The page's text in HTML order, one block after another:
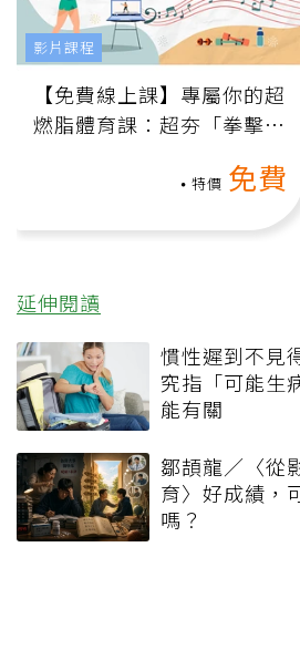
【免費線上課】專屬你的超
燃脂體育課：超夯「拳擊有
特價 免費
影片課程
延伸閱讀
慣性遲到不見
究指「可能生
能有關
鄒頡龍／〈從
育〉好成績，
嗎？